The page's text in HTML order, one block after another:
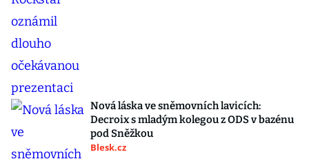
Nová láska ve sněmovních lavicích:
Decroix s mladým kolegou z ODS v bazénu
pod Sněžkou
Blesk.cz